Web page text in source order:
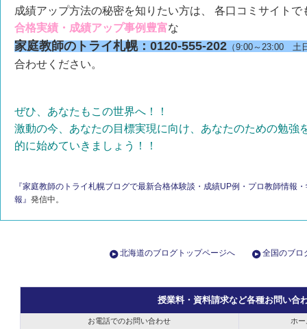
成績アップ方法の秘密を知りたい方は、 各口コミサイトで
合格実績・成績アップ事例豊富な
家庭教師のトライ札幌：0120-555-202 （9:00～23:00 土
合わせください。
ぜひ、あなたもこの世界へ！！
激動の今、あなたの目標実現に向け、あなたのための勉強
的に始めていきましょう！！
『家庭教師のトライ札幌ブログで最新合格体験談・成績UP例・プロ教師情報
報』 発信中。
北海道のブログトップページへ 全国のブロ
授業料・資料請求など各種お問い合
お電話でのお問い合わせ ホ